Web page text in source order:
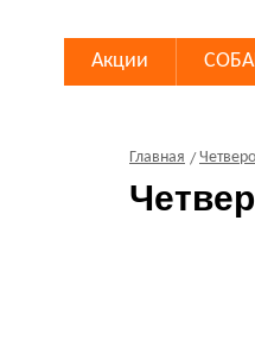
Акции
Главная